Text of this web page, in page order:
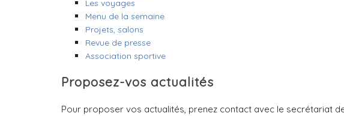
Les voyages
Menu de la semaine
Projets, salons
Revue de presse
Association sportive
Proposez-vos actualités
Pour proposer vos actualités, prenez contact avec le secrétariat